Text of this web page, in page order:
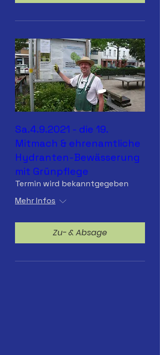
Sa.4.9.2021 - die 19.
Mitmach & ehrenamtliche
Hydranten-Bewässerung
mit Grünpflege
Termin wird bekanntgegeben
Mehr Infos
Zu- & Absage